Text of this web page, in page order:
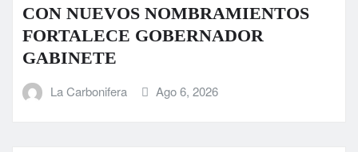
CON NUEVOS NOMBRAMIENTOS
FORTALECE GOBERNADOR
GABINETE
La Carbonifera Ago 6, 2026